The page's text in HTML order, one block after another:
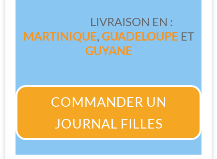
LIVRAISON EN :
MARTINIQUE, GUADELOUPE ET
GUYANE
COMMANDER UN
JOURNAL FILLES